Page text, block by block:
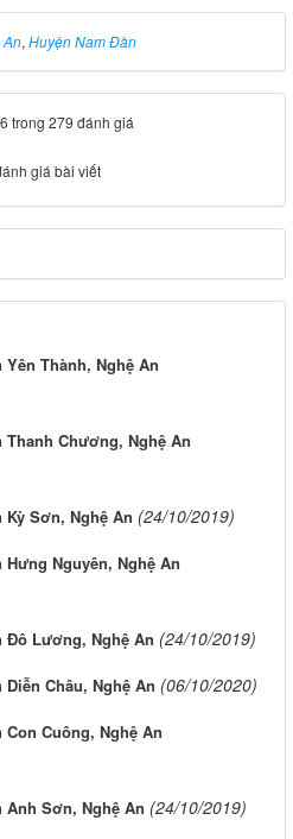
An, Huyện Nam Đàn
trong 279 đánh giá
giá bài viết
Thành, Nghệ An
Thanh Chương, Nghệ An
Kỳ Sơn, Nghệ An (24/10/2019)
Nguyên, Nghệ An
Đô Lương, Nghệ An (24/10/2019)
Châu, Nghệ An (06/10/2020)
Cuông, Nghệ An
Anh Sơn, Nghệ An (24/10/2019)